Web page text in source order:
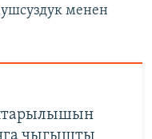
менен
чыгышты